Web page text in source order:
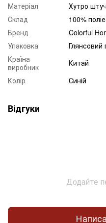
Матеріал
Хутро
Склад
100%
Бренд
Colorful
Упаковка
Глянсовий
Країна
виробник
Китай
Колір
Синій
Відгуки
Додайте